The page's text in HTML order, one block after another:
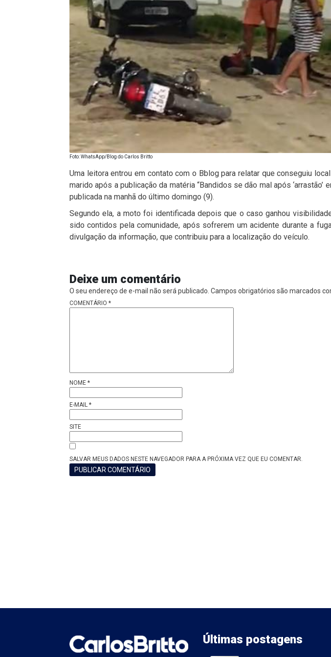
Foto: WhatsApp/Blog do Carlos Britto
Uma leitora entrou em contato com o Bblog para relatar que conseguiu
marido após a publicação da matéria “Bandidos se dão mal após ‘arrastão’
publicada na manhã do último domingo (9).
Segundo ela, a moto foi identificada depois que o caso ganhou
sido contidos pela comunidade, após sofrerem um acidente durante a
divulgação da informação, que contribuiu para a localização do veículo.
Deixe um comentário
O seu endereço de e-mail não será publicado. Campos obrigatórios são marcados
COMENTÁRIO *
NOME *
E-MAIL *
SITE
SALVAR MEUS DADOS NESTE NAVEGADOR PARA A PRÓXIMA VEZ QUE EU COMENTAR.
Últimas postagens